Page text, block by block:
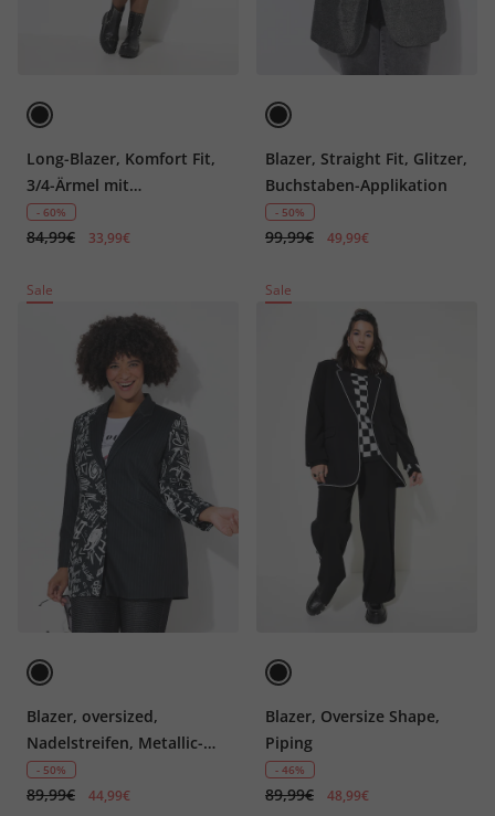
Long-Blazer, Komfort Fit,
3/4-Ärmel mit
gekräuseltem Abschluss
- 60%
84,99€ 33,99€
Blazer, Straight Fit, Glitzer,
Buchstaben-Applikation
- 50%
99,99€ 49,99€
Sale
Blazer, oversized,
Nadelstreifen, Metallic-
Print
- 50%
89,99€ 44,99€
Sale
Blazer, Oversize Shape,
Piping
- 46%
89,99€ 48,99€